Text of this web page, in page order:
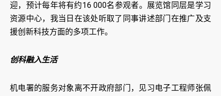
迎，预计每年将有约16 000名参观者。展览馆同层是学习
资源中心，我当日在该处听取了同事讲述部门在推广及支
援创新科技方面的多项工作。
创科融入生活
机电署的服务对象离不开政府部门，见习电子工程师张佩